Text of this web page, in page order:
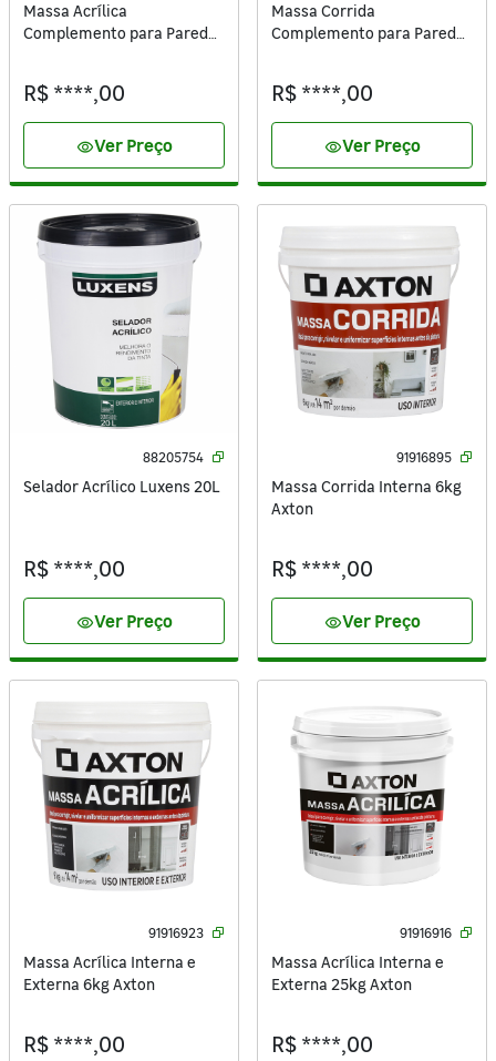
Massa Acrílica
Complemento para Paredes
R$ ****,00
visibilityVer Preço
Massa Corrida
Complemento para Paredes
R$ ****,00
visibilityVer Preço
88205754
Selador Acrílico Luxens 20L
R$ ****,00
visibilityVer Preço
91916895
Massa Corrida Interna 6kg
Axton
R$ ****,00
visibilityVer Preço
91916923
Massa Acrílica Interna e
Externa 6kg Axton
R$ ****,00
91916916
Massa Acrílica Interna e
Externa 25kg Axton
R$ ****,00